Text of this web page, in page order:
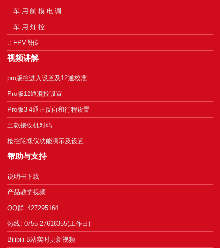
.: 车 用 航 模 电 调
.: 车 用 灯 控
.: FPV图传
视频讲解
pro版控进入设置及12通校准
Pro版12通混控设置
Pro版3 4通正反向和行程设置
三款接收机对码
枪控陀螺仪功能演示及设置
帮助与支持
说明书下载
产品教学视频
QQ群: 427295164
热线: 0755-27618355(工作日)
Bilibili B站实时更新视频